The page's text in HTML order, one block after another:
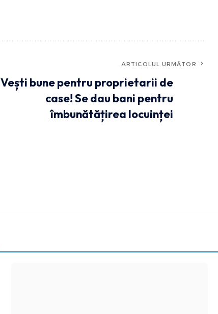
ARTICOLUL URMĂTOR
Vești bune pentru proprietarii de
case! Se dau bani pentru
îmbunătățirea locuinței